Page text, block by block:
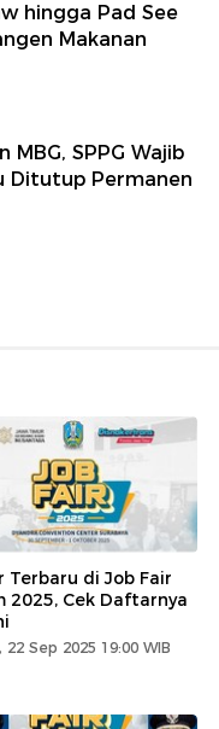
hingga Pad See
Makanan
MBG, SPPG Wajib
Ditutup Permanen
Terbaru di Job Fair
2025, Cek Daftarnya
22 Sep 2025 19:00 WIB